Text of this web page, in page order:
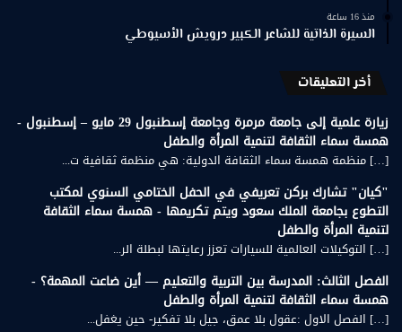
منذ 16 ساعة
السيرة الذاتية للشاعر الكبير درويش الأسيوطي
أخر التعليقات
زيارة علمية إلى جامعة مرمرة وجامعة إسطنبول 29 مايو – إسطنبول -
همسة سماء الثقافة لتنمية المرأة والطفل
[…] منظمة همسة سماء الثقافة الدولية: هي منظمة ثقافية ت...
"كيان" تشارك بركن تعريفي في الحفل الختامي السنوي لمكتب
التطوع بجامعة الملك سعود ويتم تكريمها - همسة سماء الثقافة
لتنمية المرأة والطفل
[…] التوكيلات العالمية للسيارات تعزز رعايتها لبطلة الر...
الفصل الثالث: المدرسة بين التربية والتعليم — أين ضاعت المهمة؟ -
همسة سماء الثقافة لتنمية المرأة والطفل
[…] الفصل الاول :عقول بلا عمق، جيل بلا تفكير- حين يغفل...